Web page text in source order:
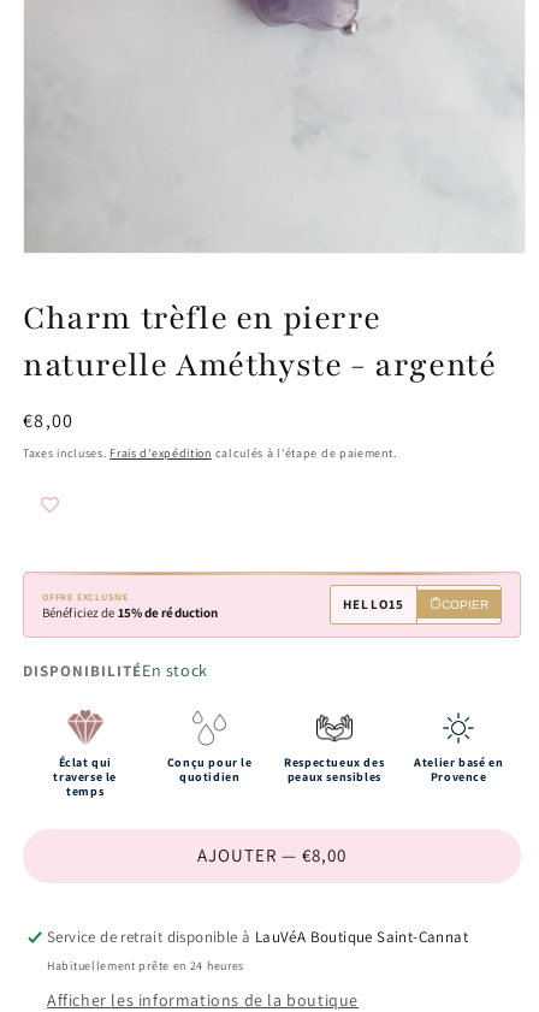
1
dans
fenêtre
Charm trèfle en pierre
naturelle Améthyste - argenté
Prix
habituel
€8,00
Taxes incluses. Frais d'expédition calculés à l'étape de paiement.
OFFRE EXCLUSIVE
Bénéficiez de 15% de réduction HELLO15 COPIER
DISPONIBILITÉEn stock
Éclat qui
traverse le
temps
Conçu pour le
quotidien
Respectueux des
peaux sensibles
Atelier basé en
Provence
AJOUTER — €8,00
Service de retrait disponible à LauVéA Boutique Saint-Cannat
Habituellement prête en 24 heures
Afficher les informations de la boutique